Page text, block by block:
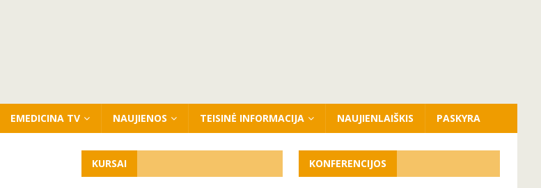
EMEDICINA TV NAUJIENOS TEISINĖ INFORMACIJA NAUJIENLAIŠKIS PASKYRA
KURSAI KONFERENCIJOS